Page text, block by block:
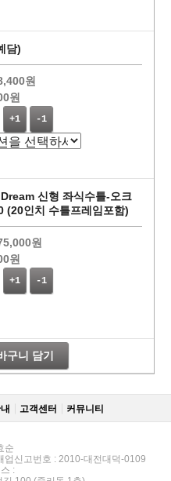
담)
원
원
+1 -1
신형 좌식수틀-오크
(20인치 수틀프레임포함)
원
원
+1 -1
구니 담기
고객센터 커뮤니티
순
신고번호 : 2010-대전대덕-0109
: